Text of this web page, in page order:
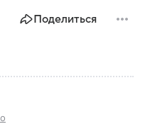
Поделиться